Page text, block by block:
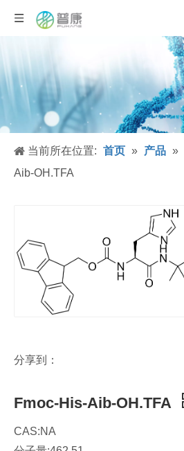
当前所在位置: 首页 » 产品 »
Aib-OH.TFA
分享到：
Fmoc-His-Aib-OH.TFA
CAS:NA